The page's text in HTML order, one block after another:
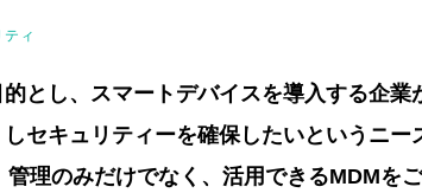
ィ
とし、スマートデバイスを導入する企業
セキュリティーを確保したいというニ
理のみだけでなく、活用できるMDMをご